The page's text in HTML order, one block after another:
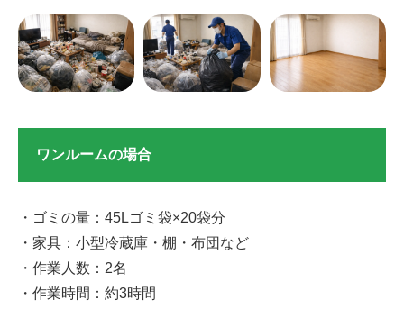
ワンルームの場合
・ゴミの量：45Lゴミ袋×20袋分
・家具：小型冷蔵庫・棚・布団など
・作業人数：2名
・作業時間：約3時間